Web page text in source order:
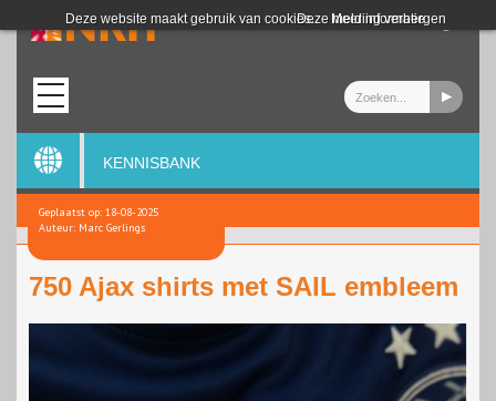
Deze website maakt gebruik van cookies. Meer informatie
Deze melding verbergen
Login
KENNISBANK
Geplaatst op: 18-08-2025
Auteur: Marc Gerlings
750 Ajax shirts met SAIL embleem